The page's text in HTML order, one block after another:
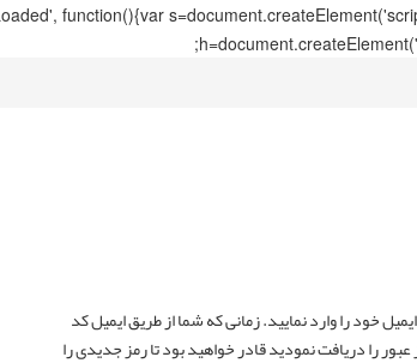
function(){var
خود را وارد نمایید. زمانی که شما از طریق ایمیل کد
عبور را دریافت نمودید قادر خواهید بود تا رمز جدیدی را